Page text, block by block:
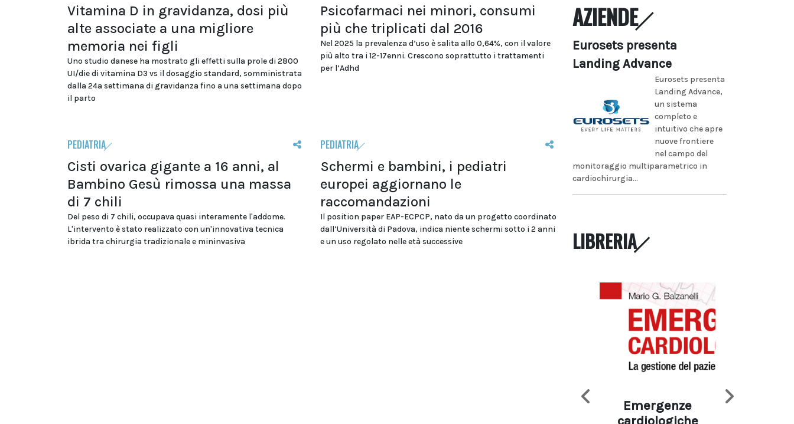
Vitamina D in gravidanza, dosi più
alte associate a una migliore
memoria nei figli
Uno studio danese ha mostrato gli effetti sulla prole di 2800
UI/die di vitamina D3 vs il dosaggio standard, somministrata
dalla 24a settimana di gravidanza fino a una settimana dopo
il parto
Psicofarmaci nei minori, consumi
più che triplicati dal 2016
Nel 2025 la prevalenza d’uso è salita allo 0,64%, con il valore
più alto tra i 12-17enni. Crescono soprattutto i trattamenti
per l’Adhd
PEDIATRIA
Cisti ovarica gigante a 16 anni, al
Bambino Gesù rimossa una massa
di 7 chili
Del peso di 7 chili, occupava quasi interamente l'addome.
L'intervento è stato realizzato con un'innovativa tecnica
ibrida tra chirurgia tradizionale e mininvasiva
PEDIATRIA
Schermi e bambini, i pediatri
europei aggiornano le
raccomandazioni
Il position paper EAP-ECPCP, nato da un progetto coordinato
dall’Università di Padova, indica niente schermi sotto i 2 anni
e un uso regolato nelle età successive
AZIENDE
Eurosets presenta
Landing Advance
Eurosets presenta
Landing Advance,
un sistema
completo e
intuitivo che apre
nuove frontiere
nel campo del
monitoraggio multiparametrico in
cardiochirurgia...
LIBRERIA
Emergenze
cardiologiche